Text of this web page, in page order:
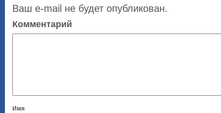
Ваш e-mail не будет опубликован.
Комментарий
Имя